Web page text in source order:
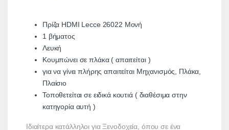
Πρίζα HDMI Lecce 26022 Μονή
1 βήματος
Λευκή
Κουμπώνει σε πλάκα ( απαιτείται )
για να γίνει πλήρης απαιτείται Μηχανισμός, Πλάκα,
Πλαίσιο
Τοποθετείται σε ειδικά κουτιά ( διαθέσιμα στην
κατηγορία αυτή )
Ιδιαίτερα κατάλληλοι για Ξενοδοχεία, όπου σε ένα